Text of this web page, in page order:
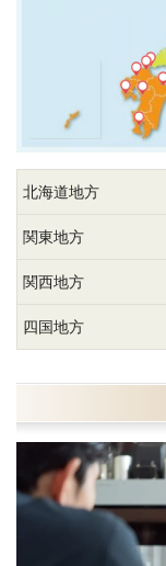
北海道地方
関東地方
関西地方
四国地方